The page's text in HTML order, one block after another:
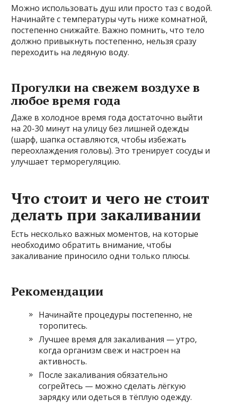
Можно использовать душ или просто таз с водой.
Начинайте с температуры чуть ниже комнатной,
постепенно снижайте. Важно помнить, что тело
должно привыкнуть постепенно, нельзя сразу
переходить на ледяную воду.
Прогулки на свежем воздухе в
любое время года
Даже в холодное время года достаточно выйти
на 20-30 минут на улицу без лишней одежды
(шарф, шапка оставляются, чтобы избежать
переохлаждения головы). Это тренирует сосуды и
улучшает терморегуляцию.
Что стоит и чего не стоит
делать при закаливании
Есть несколько важных моментов, на которые
необходимо обратить внимание, чтобы
закаливание приносило одни только плюсы.
Рекомендации
Начинайте процедуры постепенно, не
торопитесь.
Лучшее время для закаливания — утро,
когда организм свеж и настроен на
активность.
После закаливания обязательно
согрейтесь — можно сделать лёгкую
зарядку или одеться в тёплую одежду.